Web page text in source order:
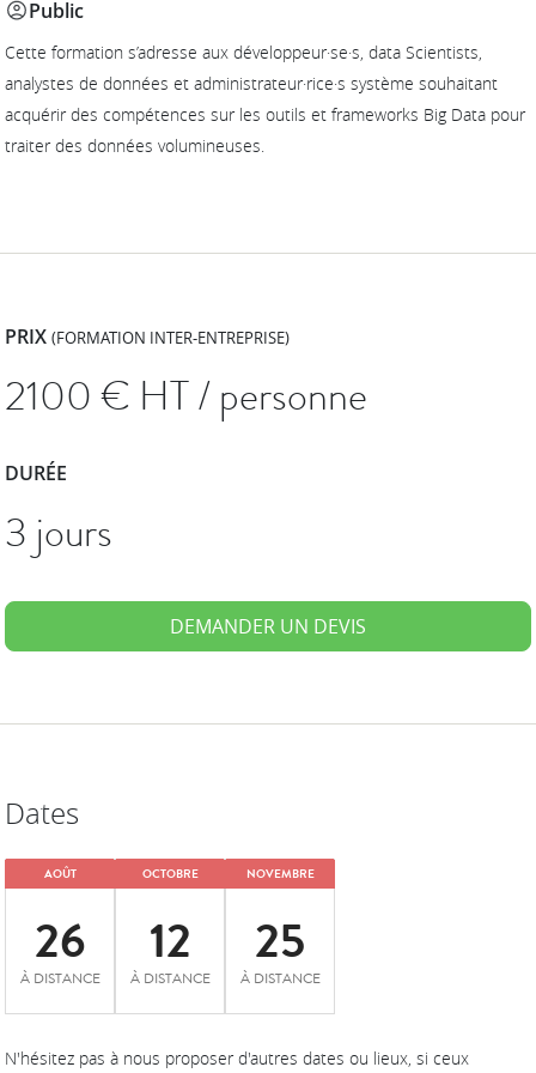
Public
Cette formation s’adresse aux développeur·se·s, data Scientists,
analystes de données et administrateur·rice·s système souhaitant
acquérir des compétences sur les outils et frameworks Big Data pour
traiter des données volumineuses.
PRIX(FORMATION INTER-ENTREPRISE)
2100€ HT / personne
DURÉE
3 jours
DEMANDER UN DEVIS
Dates
AOÛT
26
À DISTANCE
OCTOBRE
12
À DISTANCE
NOVEMBRE
25
À DISTANCE
N'hésitez pas à nous proposer d'autres dates ou lieux, si ceux